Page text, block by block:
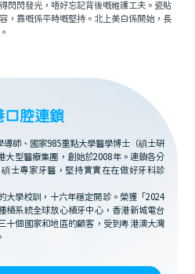
閃發光，唔好忘記背後嘅維護工夫。瓷貼
，靠嘅係平時嘅堅持。北上美白係開始，長
口腔連鎖
師、國家985重點大學醫學博士（碩士研
大型醫療集團，創始於2008年。連鎖各分
士專家牙醫，堅持實實在在做好牙科診
大學校訓，十六年穩定開診。榮獲「2024
植系統全球放心植牙中心，香港新城電台
十個國家和地區的顧客，受到粵港澳大灣